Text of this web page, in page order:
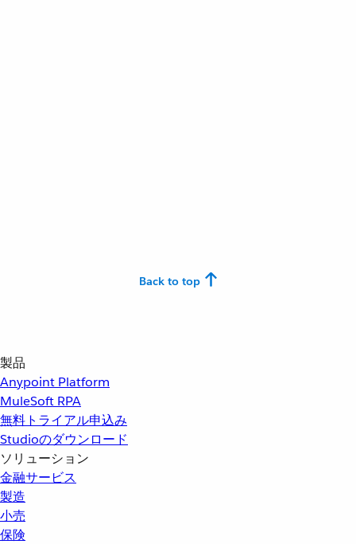
Back to top
製品
Anypoint Platform
MuleSoft RPA
無料トライアル申込み
Studioのダウンロード
ソリューション
金融サービス
製造
小売
保険